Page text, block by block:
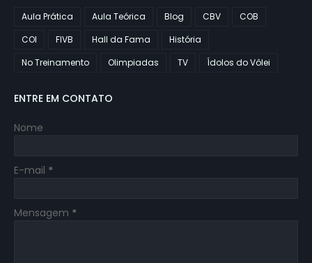
Aula Prática Aula Teórica Blog CBV
COB
COI
FIVB Hall da Fama
História
No Treinamento
Olimpiadas TV Ídolos do Vôlei
ENTRE EM CONTATO
Nome
E-mail *
Mensagem *